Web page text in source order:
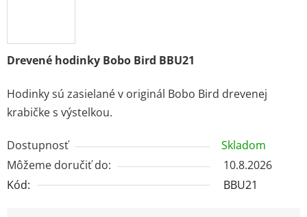
Drevené hodinky Bobo Bird BBU21
Hodinky sú zasielané v originál Bobo Bird drevenej
krabičke s výstelkou.
Dostupnosť
Skladom
Môžeme doručiť do:
10.8.2026
Kód:
BBU21